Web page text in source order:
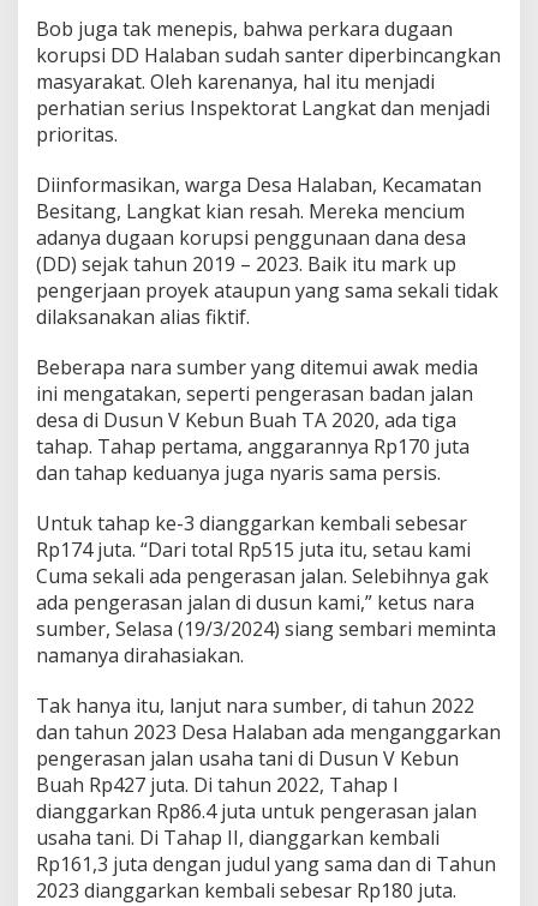
Bob juga tak menepis, bahwa perkara dugaan
korupsi DD Halaban sudah santer diperbincangkan
masyarakat. Oleh karenanya, hal itu menjadi
perhatian serius Inspektorat Langkat dan menjadi
prioritas.
Diinformasikan, warga Desa Halaban, Kecamatan
Besitang, Langkat kian resah. Mereka mencium
adanya dugaan korupsi penggunaan dana desa
(DD) sejak tahun 2019 – 2023. Baik itu mark up
pengerjaan proyek ataupun yang sama sekali tidak
dilaksanakan alias fiktif.
Beberapa nara sumber yang ditemui awak media
ini mengatakan, seperti pengerasan badan jalan
desa di Dusun V Kebun Buah TA 2020, ada tiga
tahap. Tahap pertama, anggarannya Rp170 juta
dan tahap keduanya juga nyaris sama persis.
Untuk tahap ke-3 dianggarkan kembali sebesar
Rp174 juta. “Dari total Rp515 juta itu, setau kami
Cuma sekali ada pengerasan jalan. Selebihnya gak
ada pengerasan jalan di dusun kami,” ketus nara
sumber, Selasa (19/3/2024) siang sembari meminta
namanya dirahasiakan.
Tak hanya itu, lanjut nara sumber, di tahun 2022
dan tahun 2023 Desa Halaban ada menganggarkan
pengerasan jalan usaha tani di Dusun V Kebun
Buah Rp427 juta. Di tahun 2022, Tahap I
dianggarkan Rp86.4 juta untuk pengerasan jalan
usaha tani. Di Tahap II, dianggarkan kembali
Rp161,3 juta dengan judul yang sama dan di Tahun
2023 dianggarkan kembali sebesar Rp180 juta.